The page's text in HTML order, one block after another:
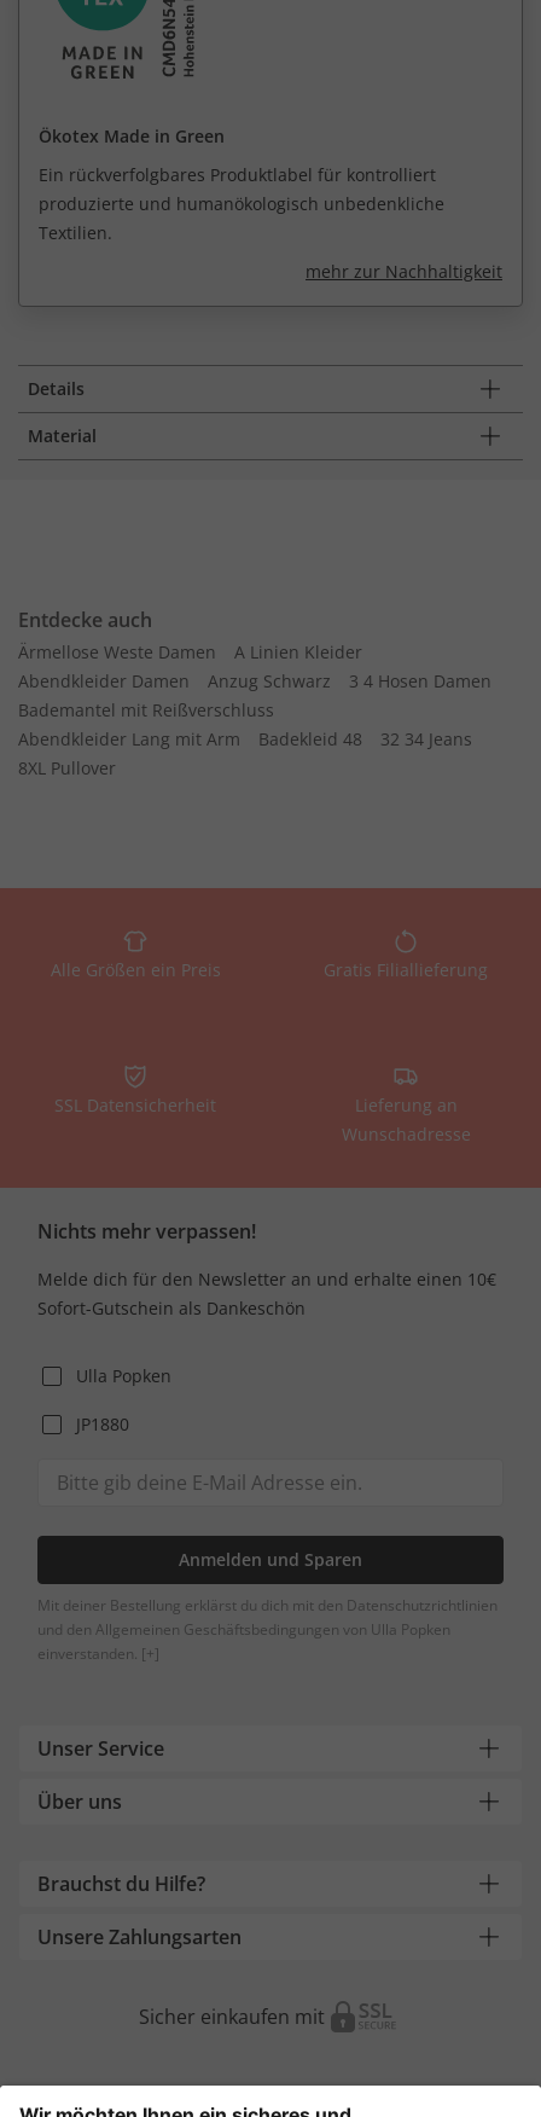
Ökotex Made in Green
Ein rückverfolgbares Produktlabel für kontrolliert
produzierte und humanökologisch unbedenkliche
Textilien.
mehr zur Nachhaltigkeit
Details
Material
Entdecke auch
Ärmellose Weste Damen
A Linien Kleider
Abendkleider Damen
Anzug Schwarz
3 4 Hosen Damen
Bademantel mit Reißverschluss
Abendkleider Lang mit Arm
Badekleid 48
32 34 Jeans
8XL Pullover
Alle Größen ein Preis Gratis Filiallieferung
SSL Datensicherheit
Lieferung an
Wunschadresse
Nichts mehr verpassen!
Melde dich für den Newsletter an und erhalte einen 10€
Sofort-Gutschein als Dankeschön
Ulla Popken
JP1880
Anmelden und Sparen
Mit deiner Bestellung erklärst du dich mit den Datenschutzrichtlinien
und den Allgemeinen Geschäftsbedingungen von Ulla Popken
einverstanden. [+]
Unser Service
Über uns
Brauchst du Hilfe?
Unsere Zahlungsarten
Sicher einkaufen mit
Weitere Onlineshops